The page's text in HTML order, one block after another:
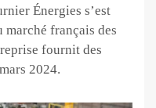
Énergies s’est
marché français des
fournit des
2024.